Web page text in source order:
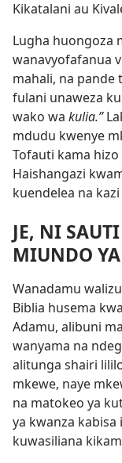
Kikatalani au
Lugha huongoza
wanavyofafanua
mahali, na pande
fulani unaweza
wako wa kulia.”
mdudu kwenye
Tofauti kama
Haishangazi
kuendelea na kazi
JE, NI
MIUNDO
Wanadamu
Biblia husema
Adamu, alibuni
wanyama na
alitunga shairi
mkewe, naye
na matokeo ya
ya kwanza
kuwasiliana